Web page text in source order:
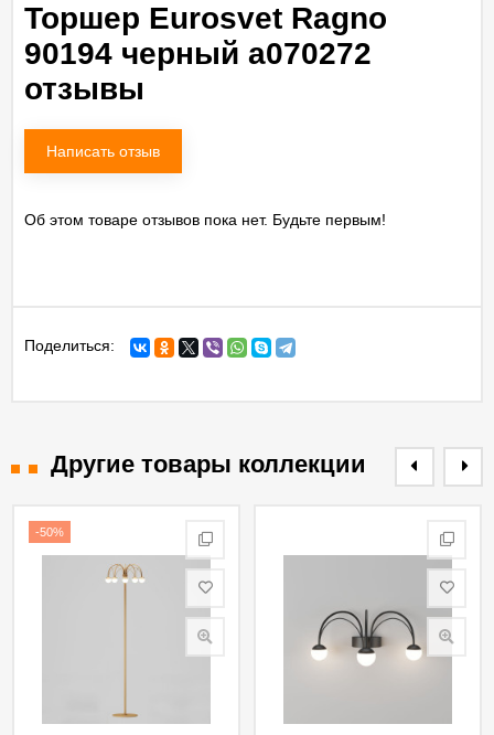
Торшер Eurosvet Ragno
90194 черный a070272
отзывы
Написать отзыв
Об этом товаре отзывов пока нет. Будьте первым!
Поделиться:
Другие товары коллекции
-50%